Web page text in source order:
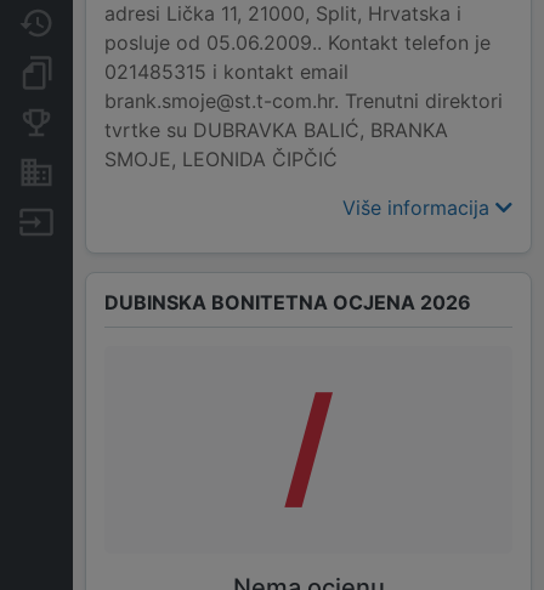
Promjene
Dokumenti i objave
Konkurentske tvrtke
Nekretnine i imovina
adresi Lička 11, 21000, Split, Hrvatska i
posluje od 05.06.2009.. Kontakt telefon je
021485315 i kontakt email
brank.smoje@st.t-com.hr. Trenutni direktori
tvrtke su DUBRAVKA BALIĆ, BRANKA
SMOJE, LEONIDA ČIPČIĆ
Više informacija
DUBINSKA BONITETNA OCJENA 2026
/